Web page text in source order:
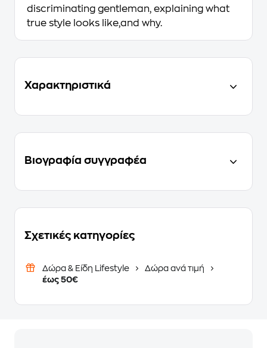
discriminating gentleman, explaining what
true style looks like,and why.
Χαρακτηριστικά
Βιογραφία συγγραφέα
Σχετικές κατηγορίες
Δώρα & Είδη Lifestyle
Δώρα ανά τιμή
έως 50€